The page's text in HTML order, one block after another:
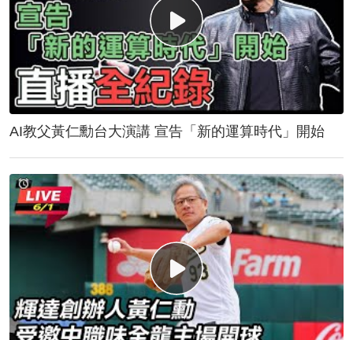
AI教父黃仁勳台大演講 宣告「新的運算時代」開始